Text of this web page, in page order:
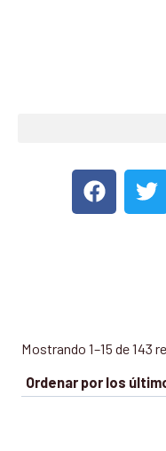
Mostrando 1–15 de 143